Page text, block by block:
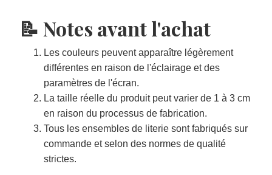
📝 Notes avant l'achat
Les couleurs peuvent apparaître légèrement
différentes en raison de l'éclairage et des
paramètres de l'écran.
La taille réelle du produit peut varier de 1 à 3 cm
en raison du processus de fabrication.
Tous les ensembles de literie sont fabriqués sur
commande et selon des normes de qualité
strictes.